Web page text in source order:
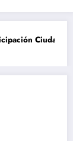
| Acción,